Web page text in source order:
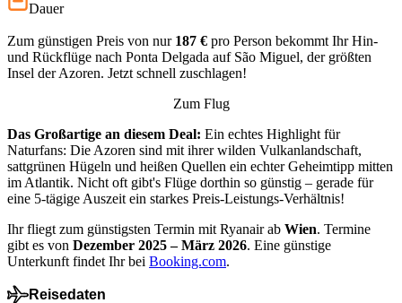
Dauer
Zum günstigen Preis von nur 187 € pro Person bekommt Ihr Hin-
und Rückflüge nach Ponta Delgada auf São Miguel, der größten
Insel der Azoren. Jetzt schnell zuschlagen!
Zum Flug
Das Großartige an diesem Deal: Ein echtes Highlight für
Naturfans: Die Azoren sind mit ihrer wilden Vulkanlandschaft,
sattgrünen Hügeln und heißen Quellen ein echter Geheimtipp mitten
im Atlantik. Nicht oft gibt's Flüge dorthin so günstig – gerade für
eine 5-tägige Auszeit ein starkes Preis-Leistungs-Verhältnis!
Ihr fliegt zum günstigsten Termin mit Ryanair ab Wien. Termine
gibt es von Dezember 2025 – März 2026. Eine günstige
Unterkunft findet Ihr bei Booking.com.
Reisedaten